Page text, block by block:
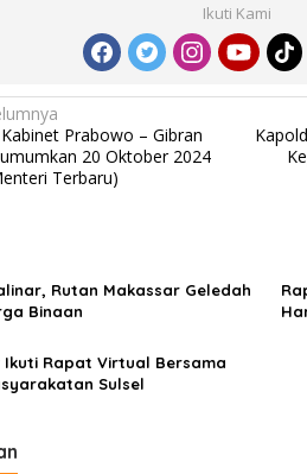
Ikuti Kami
Prabowo – Gibran
20 Oktober 2024
Terbaru)
Rutan Makassar Geledah
Binaan
Rapat Virtual Bersama
Sulsel